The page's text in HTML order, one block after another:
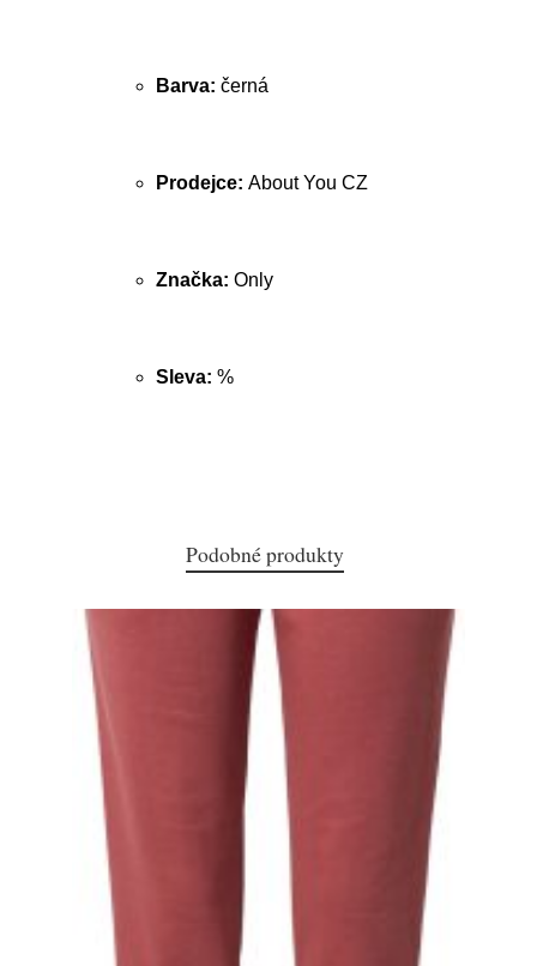
Barva: černá
Prodejce: About You CZ
Značka: Only
Sleva: %
Podobné produkty